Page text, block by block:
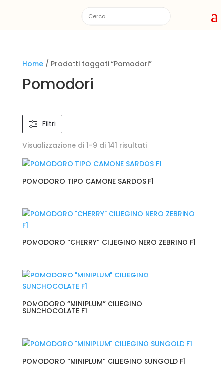
Home/ Prodotti taggati “Pomodori”
Pomodori
Filtri
Visualizzazione di 1-9 di 141 risultati
POMODORO TIPO CAMONE SARDOS F1
POMODORO “CHERRY” CILIEGINO NERO ZEBRINO F1
POMODORO “MINIPLUM” CILIEGINO
SUNCHOCOLATE F1
POMODORO “MINIPLUM” CILIEGINO SUNGOLD F1